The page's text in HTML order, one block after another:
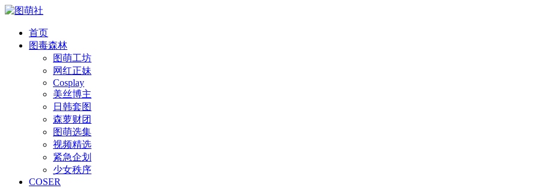
首页
图毒森林
图萌工坊
网红正妹
Cosplay
美丝博主
日韩套图
森萝财团
图萌选集
视频精选
紧急企划
少女秩序
COSER